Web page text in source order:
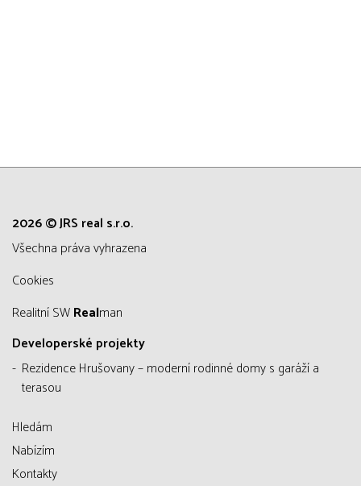
2026 © JRS real s.r.o.
všechna práva vyhrazena
Cookies
Realitní SWRealman
Developerské projekty
Rezidence Hrušovany – moderní rodinné domy s garáží a
terasou
Hledám
Nabízím
Kontakty